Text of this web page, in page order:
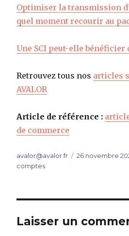
Optimiser la transmission
quel moment recourir au
Une SCI peut-elle bénéficier
Retrouvez tous nos articles
AVALOR
Article de référence : article
de commerce
Auteur
avalor@avalor.fr
Publié
26 novembre
comptes
Laisser un